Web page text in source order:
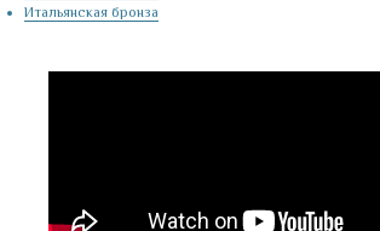
Итальянская бронза